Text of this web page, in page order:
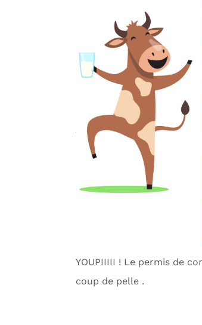
YOUPIIIII ! Le permis de
coup de pelle .